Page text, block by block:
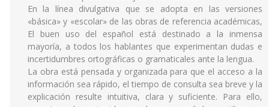
En la línea divulgativa que se adopta en las versiones
«básica» y «escolar» de las obras de referencia académicas,
El buen uso del español está destinado a la inmensa
mayoría, a todos los hablantes que experimentan dudas e
incertidumbres ortográficas o gramaticales ante la lengua.
La obra está pensada y organizada para que el acceso a la
información sea rápido, el tiempo de consulta sea breve y la
explicación resulte intuitiva, clara y suficiente. Para ello,